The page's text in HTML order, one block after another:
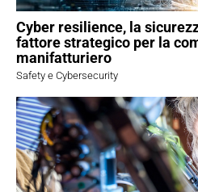
Cyber resilience, la
fattore strategico per la
manifatturiero
Safety e Cybersecurity